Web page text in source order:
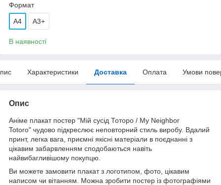
Формат
A4 А3+
В наявності
Характеристики Доставка Оплата Умови
Опис
Аніме плакат постер "Мій сусід Тоторо / My Neighbor
Totoro" чудово підкреслює неповторний стиль виробу. Вдалий
принт, легка вага, приємні якісні матеріали в поєднанні з
цікавим забарвленням сподобаються навіть
найвибагливішому покупцю.
Ви можете замовити плакат з логотипом, фото, цікавим
написом чи вітанням. Можна зробити постер із фотографіями